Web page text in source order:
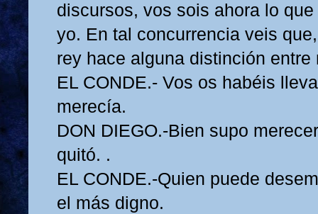
discursos, vos sois ahora lo
yo. En tal concurrencia veis
rey hace alguna distinción entre
EL CONDE.- Vos os habéis
merecía.
DON DIEGO.-Bien supo
quitó. .
EL CONDE.-Quien puede
el más digno.